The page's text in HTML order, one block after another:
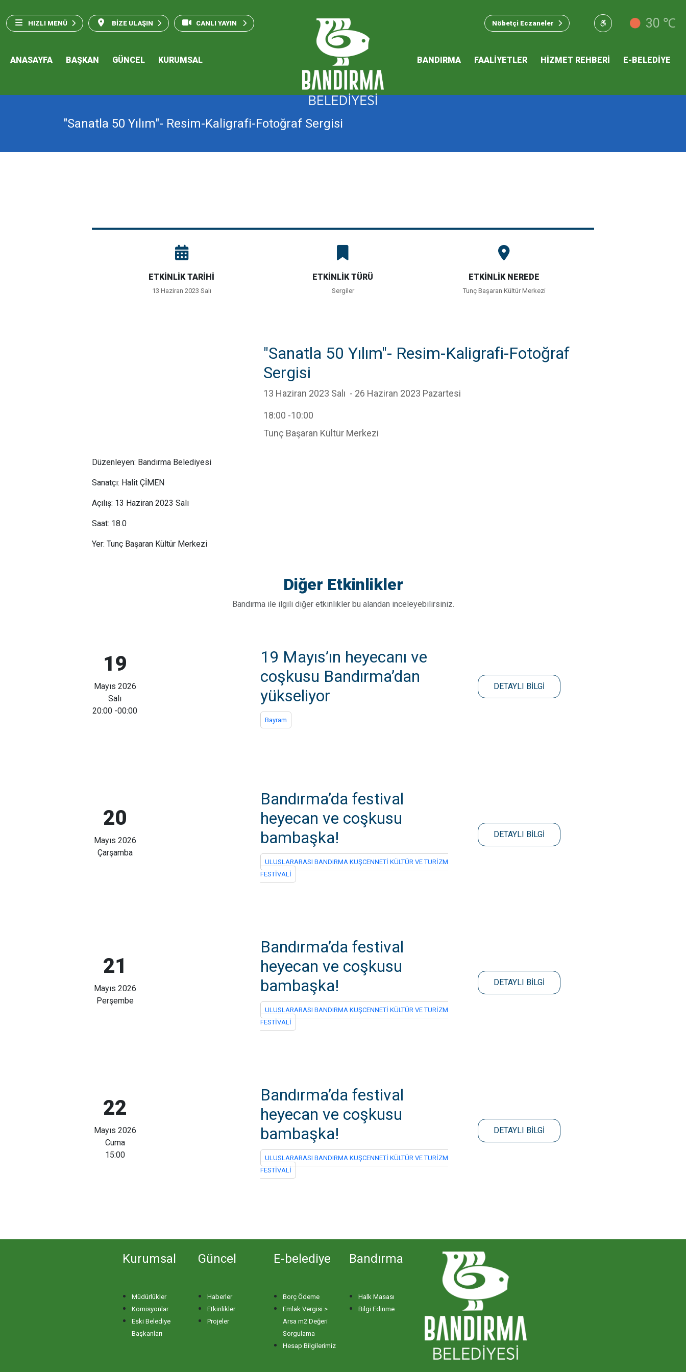
HIZLI MENÜ BİZE ULAŞIN CANLI YAYIN Nöbetçi Eczaneler 30 ℃
ANASAYFA BAŞKAN GÜNCEL KURUMSAL
2026 Performans Programı
BANDIRMA FAALİYETLER HİZMET REHBERİ E-BELEDİYE
"Sanatla 50 Yılım"- Resim-Kaligrafi-Fotoğraf Sergisi
ETKİNLİK TARİHİ
13 Haziran 2023 Salı
ETKİNLİK TÜRÜ
Sergiler
ETKİNLİK NEREDE
Tunç Başaran Kültür Merkezi
"Sanatla 50 Yılım"- Resim-Kaligrafi-Fotoğraf
Sergisi
13 Haziran 2023 Salı - 26 Haziran 2023 Pazartesi
18:00 -10:00
Tunç Başaran Kültür Merkezi
Düzenleyen: Bandırma Belediyesi
Sanatçı: Halit ÇİMEN
Açılış: 13 Haziran 2023 Salı
Saat: 18.0
Yer: Tunç Başaran Kültür Merkezi
Diğer Etkinlikler
Bandırma ile ilgili diğer etkinlikler bu alandan inceleyebilirsiniz.
19
Mayıs 2026
Salı
20:00 -00:00
19 Mayıs’ın heyecanı ve
coşkusu Bandırma’dan
yükseliyor
Bayram
DETAYLI BİLGİ
20
Mayıs 2026
Çarşamba
Bandırma’da festival
heyecan ve coşkusu
bambaşka!
ULUSLARARASI BANDIRMA KUŞCENNETİ KÜLTÜR VE TURİZM
FESTİVALİ
DETAYLI BİLGİ
21
Mayıs 2026
Perşembe
Bandırma’da festival
heyecan ve coşkusu
bambaşka!
ULUSLARARASI BANDIRMA KUŞCENNETİ KÜLTÜR VE TURİZM
FESTİVALİ
DETAYLI BİLGİ
22
Mayıs 2026
Cuma
15:00
Bandırma’da festival
heyecan ve coşkusu
bambaşka!
ULUSLARARASI BANDIRMA KUŞCENNETİ KÜLTÜR VE TURİZM
FESTİVALİ
DETAYLI BİLGİ
Kurumsal
Müdürlükler
Komisyonlar
Eski Belediye
Başkanları
Güncel
Haberler
Etkinlikler
Projeler
E-belediye
Borç Ödeme
Emlak Vergisi >
Arsa m2 Değeri
Sorgulama
Hesap Bilgilerimiz
Bandırma
Halk Masası
Bilgi Edinme